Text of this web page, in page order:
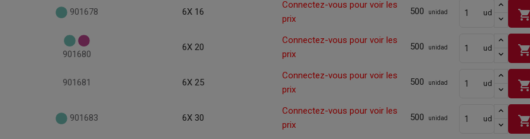
901678 6X 16
Connectez-vous pour voir les
prix
500 unidad ud shopping_cart
901680
6X 20
Connectez-vous pour voir les
prix
500 unidad ud shopping_cart
901681 6X 25
Connectez-vous pour voir les
prix
500 unidad ud shopping_cart
901683 6X 30
Connectez-vous pour voir les
prix
500 unidad ud shopping_cart